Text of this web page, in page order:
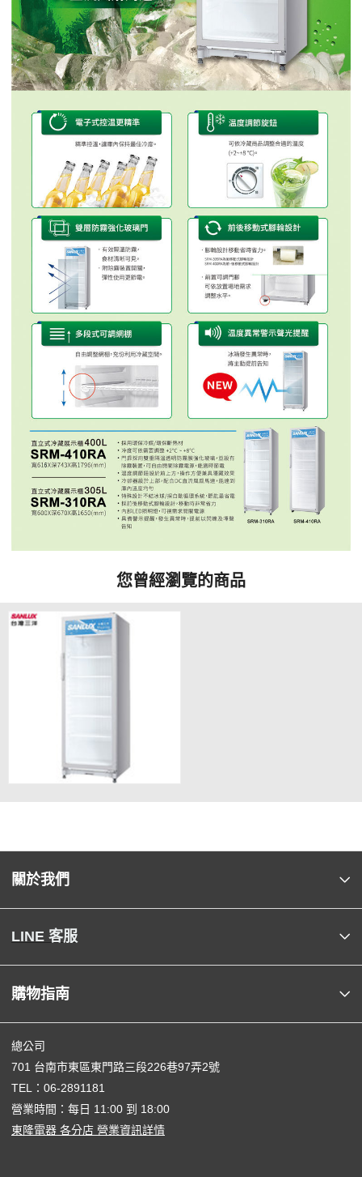
您曾經瀏覽的商品
關於我們
LINE 客服
購物指南
總公司
701 台南市東區東門路三段226巷97弄2號
TEL： 06-2891181
營業時間：每日 11:00 到 18:00
東隆電器 各分店 營業資訊詳情